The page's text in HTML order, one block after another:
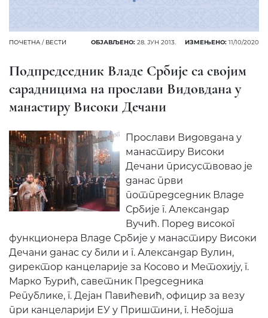
ПОЧЕТНА / ВЕСТИ ОБЈАВЉЕНО: 28. ЈУН 2013. ИЗМЕЊЕНО: 11/10/2020
Подпредседник Владе Србије са својим
сарадницима на прослави Видовдана у
манастиру Високи Дечани
Прослави Видовдана у
манастиру Високи
Дечани присуствовао је
данас први
потпредседник Владе
Србије г. Александар
Вучић. Поред високог
функционера Владе Србије у манастиру Високи
Дечани данас су били и г. Александар Вулин,
директор канцеларије за Косово и Метохију, г.
Марко Ђурић, саветник Председника
Републике, г. Дејан Павићевић, официр за везу
при канцеларији ЕУ у Приштини, г. Небојша